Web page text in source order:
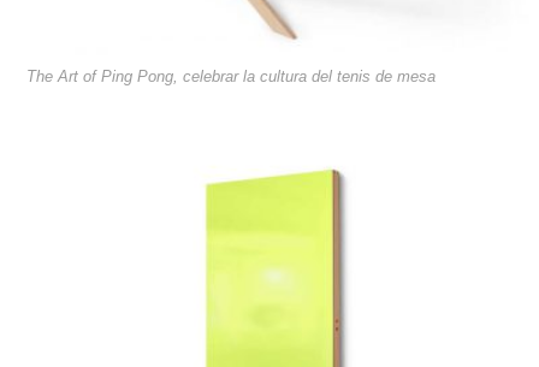
The Art of Ping Pong, celebrar la cultura del tenis de mesa